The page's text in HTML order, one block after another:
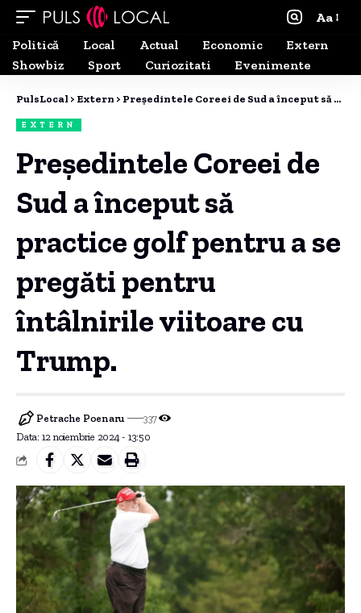
Aa
Politică
Local Actual Economic
Extern
Showbiz
Sport Curiozitati Evenimente
PulsLocal > Extern > Președintele Coreei de Sud a început să practice golf pentru a se pregăti pentru întâlnirile viitoare cu Trump.
EXTERN
Președintele Coreei de
Sud a început să
practice golf pentru a se
pregăti pentru
întâlnirile viitoare cu
Trump.
Data: 12 noiembrie 2024 - 13:50
Petrache Poenaru 337